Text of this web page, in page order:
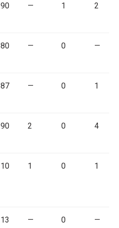
90 — 1 2
80 — 0 —
87 — 0 1
90 2 0 4
10 1 0 1
13 — 0 —